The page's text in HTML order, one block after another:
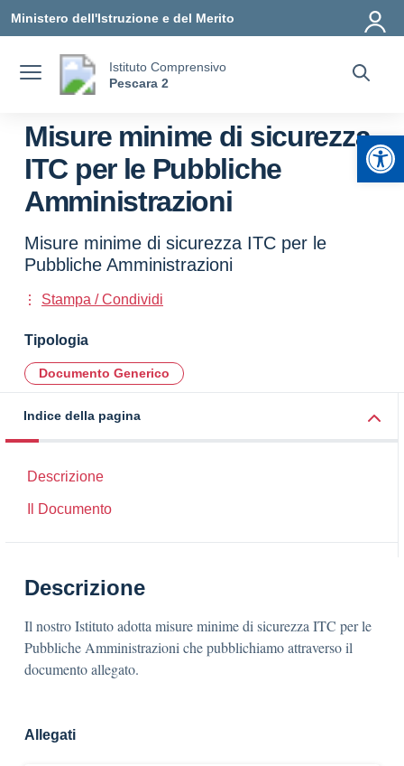
Ministero dell'Istruzione e del Merito
Istituto Comprensivo
Pescara 2
Misure minime di sicurezza
ITC per le Pubbliche
Amministrazioni
Misure minime di sicurezza ITC per le
Pubbliche Amministrazioni
Stampa / Condividi
Tipologia
Documento Generico
Indice della pagina
Descrizione
Il Documento
Descrizione
Il nostro Istituto adotta misure minime di sicurezza ITC per le
Pubbliche Amministrazioni che pubblichiamo attraverso il
documento allegato.
Allegati